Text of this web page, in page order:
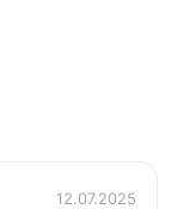
12.07.2025